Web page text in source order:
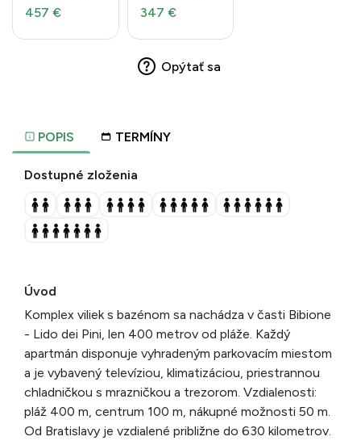
POPIS TERMÍNY
Dostupné zloženia
Úvod
Komplex viliek s bazénom sa nachádza v časti Bibione
- Lido dei Pini, len 400 metrov od pláže. Každý
apartmán disponuje vyhradeným parkovacím miestom
a je vybavený televíziou, klimatizáciou, priestrannou
chladničkou s mrazničkou a trezorom. Vzdialenosti:
pláž 400 m, centrum 100 m, nákupné možnosti 50 m.
Od Bratislavy je vzdialené približne do 630 kilometrov.
457 € 347 €
Opýtať sa